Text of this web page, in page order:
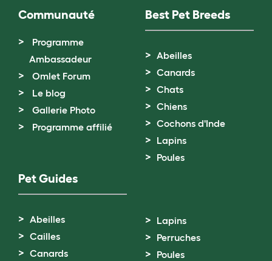
Communauté
Programme
Ambassadeur
Omlet Forum
Le blog
Gallerie Photo
Programme affilié
Best Pet Breeds
Abeilles
Canards
Chats
Chiens
Cochons d'Inde
Lapins
Poules
Pet Guides
Abeilles
Cailles
Canards
Lapins
Perruches
Poules